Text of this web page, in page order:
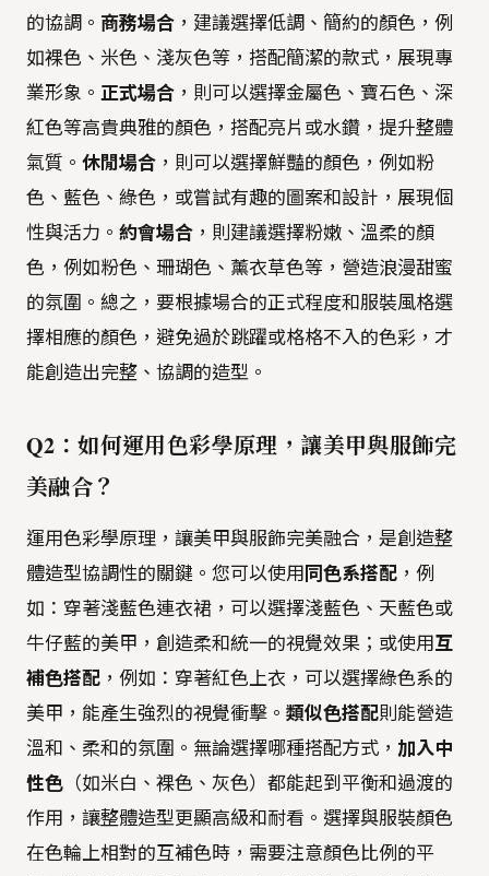
的協調。 商務場合 ，建議選擇低調、簡約的顏色，例
如裸色、米色、淺灰色等，搭配簡潔的款式，展現專
業形象。 正式場合 ，則可以選擇金屬色、寶石色、深
紅色等高貴典雅的顏色，搭配亮片或水鑽，提升整體
氣質。 休閒場合 ，則可以選擇鮮豔的顏色，例如粉
色、藍色、綠色，或嘗試有趣的圖案和設計，展現個
性與活力。 約會場合 ，則建議選擇粉嫩、溫柔的顏
色，例如粉色、珊瑚色、薰衣草色等，營造浪漫甜蜜
的氛圍。總之，要根據場合的正式程度和服裝風格選
擇相應的顏色，避免過於跳躍或格格不入的色彩，才
能創造出完整、協調的造型。
Q2：如何運用色彩學原理，讓美甲與服飾完
美融合？
運用色彩學原理，讓美甲與服飾完美融合，是創造整
體造型協調性的關鍵。您可以使用 同色系搭配 ，例
如：穿著淺藍色連衣裙，可以選擇淺藍色、天藍色或
牛仔藍的美甲，創造柔和統一的視覺效果；或使用 互
補色搭配 ，例如：穿著紅色上衣，可以選擇綠色系的
美甲，能產生強烈的視覺衝擊。 類似色搭配則能營造
溫和、柔和的氛圍。無論選擇哪種搭配方式， 加入中
性色 （如米白、裸色、灰色）都能起到平衡和過渡的
作用，讓整體造型更顯高級和耐看。選擇與服裝顏色
在色輪上相對的互補色時，需要注意顏色比例的平